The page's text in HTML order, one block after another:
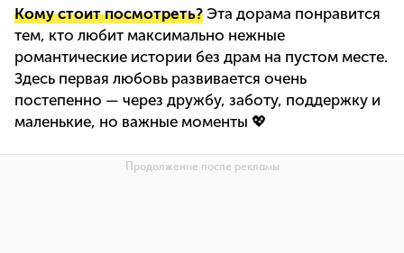
Кому стоит посмотреть? Эта дорама понравится
тем, кто любит максимально нежные
романтические истории без драм на пустом месте.
Здесь первая любовь развивается очень
постепенно — через дружбу, заботу, поддержку и
маленькие, но важные моменты 💖